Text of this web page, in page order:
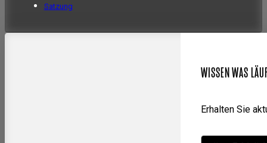
Satzung
WISSEN WAS
Erhalten Sie